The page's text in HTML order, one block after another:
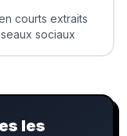
courts extraits
sociaux
les